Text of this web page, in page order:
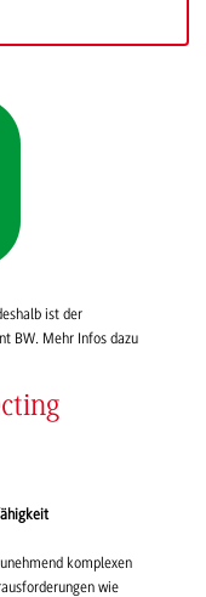
ist der
BW. Mehr Infos dazu
komplexen
wie